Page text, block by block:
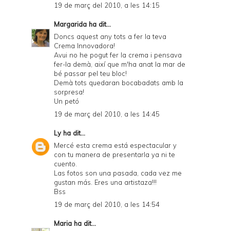
19 de març del 2010, a les 14:15
Margarida ha dit...
Doncs aquest any tots a fer la teva
Crema Innovadora!
Avui no he pogut fer la crema i pensava
fer-la demà, així que m'ha anat la mar de
bé passar pel teu bloc!
Demà tots quedaran bocabadats amb la
sorpresa!
Un petó
19 de març del 2010, a les 14:45
Lyha dit...
Mercé esta crema está espectacular y
con tu manera de presentarla ya ni te
cuento.
Las fotos son una pasada, cada vez me
gustan más. Eres una artistaza!!!
Bss
19 de març del 2010, a les 14:54
Maria ha dit...